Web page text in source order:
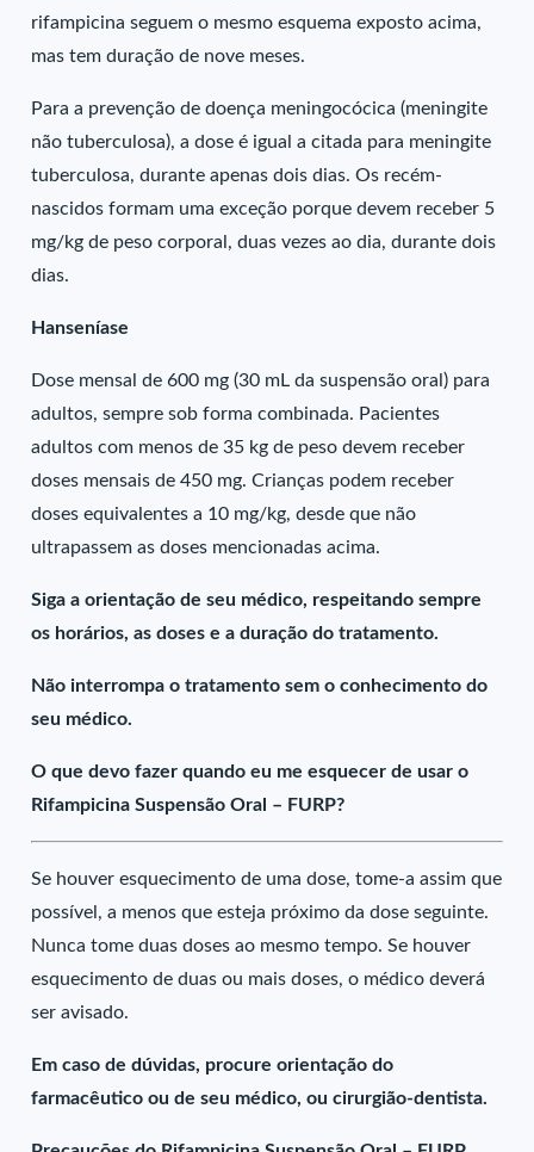
rifampicina seguem o mesmo esquema exposto acima,
mas tem duração de nove meses.
Para a prevenção de doença meningocócica (meningite
não tuberculosa), a dose é igual a citada para meningite
tuberculosa, durante apenas dois dias. Os recém-
nascidos formam uma exceção porque devem receber 5
mg/kg de peso corporal, duas vezes ao dia, durante dois
dias.
Hanseníase
Dose mensal de 600 mg (30 mL da suspensão oral) para
adultos, sempre sob forma combinada. Pacientes
adultos com menos de 35 kg de peso devem receber
doses mensais de 450 mg. Crianças podem receber
doses equivalentes a 10 mg/kg, desde que não
ultrapassem as doses mencionadas acima.
Siga a orientação de seu médico, respeitando sempre
os horários, as doses e a duração do tratamento.
Não interrompa o tratamento sem o conhecimento do
seu médico.
O que devo fazer quando eu me esquecer de usar o
Rifampicina Suspensão Oral – FURP?
Se houver esquecimento de uma dose, tome-a assim que
possível, a menos que esteja próximo da dose seguinte.
Nunca tome duas doses ao mesmo tempo. Se houver
esquecimento de duas ou mais doses, o médico deverá
ser avisado.
Em caso de dúvidas, procure orientação do
farmacêutico ou de seu médico, ou cirurgião-dentista.